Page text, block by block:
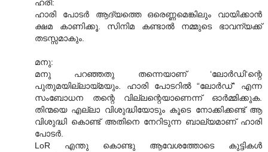
ഹരീ:
ഹാരി പോടര്‍ ആദ്യത്തെ ഒരെണ്ണമെങ്കിലും വായിക്കാന്‍
ക്ഷമ കാണിക്കൂ. സിനിമ കണ്ടാല്‍ നമ്മുടെ ഭാവന്യക്ക്
തടസ്സമാകും.
മനു:
മനു പറഞ്ഞതു തന്നെയാണ് ‘ലോര്‍ഡി‘ന്റെ
പുതുമയില്ലായ്മയും. ഹാരി പോടറില്‍ “ലോര്‍ഡ്” എന്ന
സംബോധന തന്റെ വില്ലന്റെയാണെന്ന് ഓര്‍മ്മിക്കുക.
തിന്മയെ എല്ലാ വിശുദ്ധിയോടും കൂടെ നോക്കിക്കണ്ട് ആ
വിശുദ്ധി കൊണ്ട് അതിനെ നേറിടുന്ന ബാല്യമാണ് ഹാരി
പോടര്‍.
LoR എന്തു കൊണ്ടു ആവേശത്തോടെ കുട്ടികള്‍